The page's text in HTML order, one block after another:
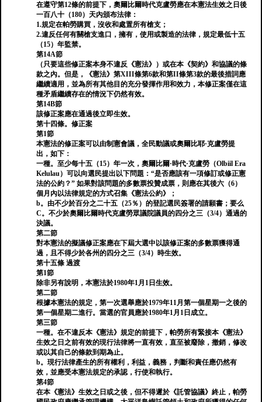
在遵守第12條的前提下，奧爾比爾時代克盧勞應在本憲法生效之日後
一百八十（180）天內頒布法律：
1.規定在帕勞購買，沒收和處置所有槍支；
2.違反任何有關槍支進口，擁有，使用或製造的法律，規定最低十五
（15）年監禁。
第14A節
（只要這些修正案本身不違反《憲法》）或在本《契約》和協議的條
款之內。但是，《憲法》第XIII條第6款和第II條第3款的最後措詞應
繼續適用，並為所有其他目的充分發揮作用和效力，本修正案僅在這
種矛盾繼續存在的情況下仍然有效。
第14B節
該修正案應在通過後立即生效。
第十四條。修正案
第1節
本憲法的修正案可以由制憲會議，全民動議或奧爾比耶·克盧勞提
出，如下：
一種。至少每十五（15）年一次，奧爾比爾·時代·克盧勞（Olbiil Era
Kelulau）可以向選民提出以下問題：“是否應該有一項修訂或修正憲
法的公約？” 如果對該問題的多數票投贊成票，則應在其後六（6）
個月內以法律規定的方式召集《憲法公約》；
b。由不少於百分之二十五（25％）的登記選民簽署的請願書；要么
C。不少於奧爾比爾時代克盧勞眾議院議員的四分之三（3/4）通過的
決議。
第二節
對本憲法的擬議修正案應在下屆大選中以該修正案的多數票獲得通
過，且不得少於各州的四分之三（3/4）時生效。
第十五條 過渡
第1節
除非另有說明，本憲法於1980年1月1日生效。
第二節
根據本憲法的規定，第一次選舉應於1979年11月第一個星期一之後的
第一個星期二進行。當選的官員應於1980年1月1日成立。
第三節
一種。在不違反本《憲法》規定的前提下，帕勞所有緊接本《憲法》
生效之日之前有效的現行法律將一直有效，直至被廢除，撤銷，修改
或以其自己的條款到期為止。
b。現行法律產生的所有權利，利益，義務，判斷和責任應仍然有
效，並應受本憲法規定的承認，行使和執行。
第4節
在本《憲法》生效之日或之後，但不得遲於《託管協議》終止，帕勞